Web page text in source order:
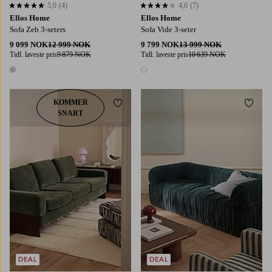
Ellos Home
Sofa Zeb 3-seters
9 099 NOK12 999 NOK
Tidl. laveste pris9 879 NOK
1 farge
5,0 basert på 4 karaktergivninger
5,0 (4)
Ellos Home
Sofa Vide 3-seter
9 799 NOK13 999 NOK
Tidl. laveste pris10 639 NOK
1 farge
4,0 basert på 7 karaktergivninger
4,0 (7)
KOMMER
SNART
DEAL
Legg til favoritter
DEAL